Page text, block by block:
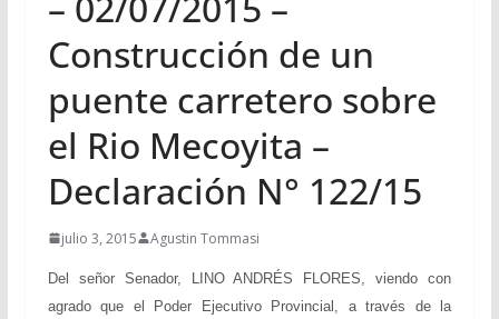
Construcción de un
puente carretero sobre
el Rio Mecoyita –
Declaración N° 122/15
julio 3, 2015 Agustin Tommasi
Del señor Senador, LINO ANDRÉS FLORES, viendo con
agrado que el Poder Ejecutivo Provincial, a través de la